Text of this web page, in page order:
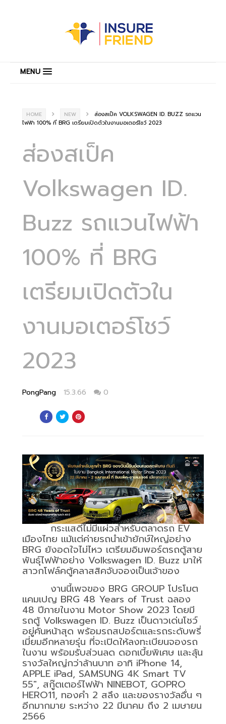
MENU
HOME NEW
ส่องสเป็ค VOLKSWAGEN ID. BUZZ รถแวน
ไฟฟ้า 100% ที่ BRG เตรียมเปิดตัวในงานมอเตอร์โชว์ 2023
ส่องสเป็ค
Volkswagen ID.
Buzz รถแวนไฟฟ้า
100% ที่ BRG
เตรียมเปิดตัวใน
งานมอเตอร์โชว์
2023
PongPang 15.3.66 0
กระแสดีไม่มีแผ่วสำหรับตลาดรถEV
เมืองไทย แม้แต่ค่ายรถนำเข้ายักษ์ใหญ่อย่าง
BRG ยังอดใจไม่ไหว เตรียมอิมพอร์ตรถตู้สาย
พันธุ์ไฟฟ้าอย่าง Volkswagen ID. Buzz มาให้
สาวกโฟล์คตู้คลาสสิคจับจองเป็นเจ้าของ
งานนี้เพจของ BRG GROUP โปรโมต
แคมเปญ BRG 48 Years of Trust ฉลอง
48 ปีภายในงาน Motor Show 2023 โดยมี
รถตู้ Volkswagen ID. Buzz เป็นดาวเด่นโชว์
อยู่คันหน้าสุด พร้อมรถสปอร์ตและรถระดับพรี่
เมี่ยมอีกหลายรุ่น ที่จะเปิดให้ลงทะเบียนจองรถ
ในงาน พร้อมรับส่วนลด ดอกเบี้ยพิเศษ และลุ้น
รางวัลใหญ่กว่าล้านบาท อาทิ iPhone 14,
APPLE iPad, SAMSUNG 4K Smart TV
55″, สกู๊ตเตอร์ไฟฟ้า NINEBOT, GOPRO
HERO11, ทองคำ 2 สลึง และของรางวัลอื่น ๆ
อีกมากมาย ระหว่าง 22 มีนาคม ถึง 2 เมษายน
2566